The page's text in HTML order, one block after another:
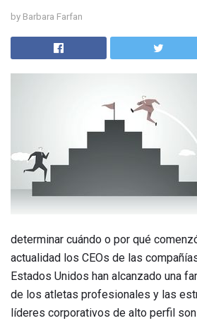
by Barbara Farfan
determinar cuándo o por qué
actualidad los CEOs de las
Estados Unidos han alcanzado una
de los atletas profesionales y las
líderes corporativos de alto perfil